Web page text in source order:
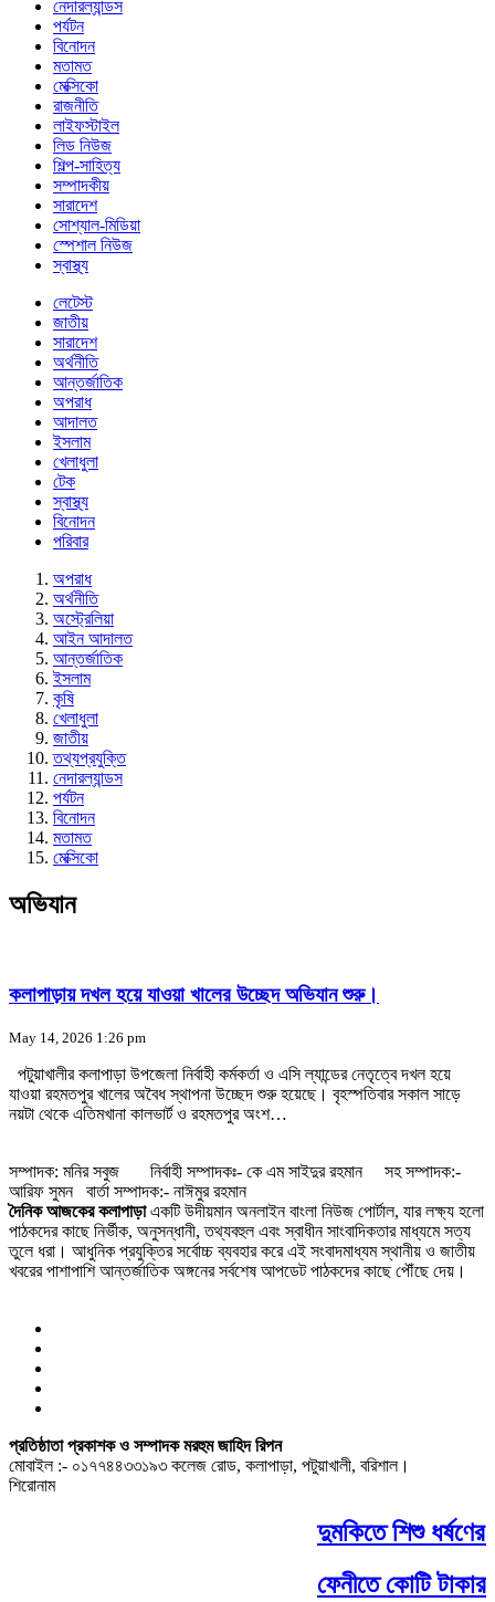
নেদারল্যান্ডস
পর্যটন
বিনোদন
মতামত
মেক্সিকো
রাজনীতি
লাইফস্টাইল
লিড নিউজ
শিল্প-সাহিত্য
সম্পাদকীয়
সারাদেশ
সোশ্যাল-মিডিয়া
স্পেশাল নিউজ
স্বাস্থ্য
লেটেস্ট
জাতীয়
সারাদেশ
অর্থনীতি
আন্তর্জাতিক
অপরাধ
আদালত
ইসলাম
খেলাধুলা
টেক
স্বাস্থ্য
বিনোদন
পরিবার
অপরাধ
অর্থনীতি
অস্ট্রেলিয়া
আইন আদালত
আন্তর্জাতিক
ইসলাম
কৃষি
খেলাধুলা
জাতীয়
তথ্যপ্রযুক্তি
নেদারল্যান্ডস
পর্যটন
বিনোদন
মতামত
মেক্সিকো
অভিযান
কলাপাড়ায় দখল হয়ে যাওয়া খালের উচ্ছেদ অভিযান শুরু।
May 14, 2026 1:26 pm
পটুয়াখালীর কলাপাড়া উপজেলা নির্বাহী কর্মকর্তা ও এসি ল্যান্ডের নেতৃত্বে দখল হয়ে
যাওয়া রহমতপুর খালের অবৈধ স্থাপনা উচ্ছেদ শুরু হয়েছে। বৃহস্পতিবার সকাল সাড়ে
নয়টা থেকে এতিমখানা কালভার্ট ও রহমতপুর অংশ…
সম্পাদক: মনির সবুজ নির্বাহী সম্পাদকঃ- কে এম সাইদুর রহমান সহ সম্পাদক:-
আরিফ সুমন বার্তা সম্পাদক:- নাঈমুর রহমান
দৈনিক আজকের কলাপাড়াএকটি উদীয়মান অনলাইন বাংলা নিউজ পোর্টাল, যার লক্ষ্য হলো
পাঠকদের কাছে নির্ভীক, অনুসন্ধানী, তথ্যবহুল এবং স্বাধীন সাংবাদিকতার মাধ্যমে সত্য
তুলে ধরা। আধুনিক প্রযুক্তির সর্বোচ্চ ব্যবহার করে এই সংবাদমাধ্যম স্থানীয় ও জাতীয়
খবরের পাশাপাশি আন্তর্জাতিক অঙ্গনের সর্বশেষ আপডেট পাঠকদের কাছে পৌঁছে দেয়।
প্রতিষ্ঠাতা প্রকাশক ও সম্পাদক মরহুম জাহিদ রিপন
মোবাইল :- ০১৭৭৪৪৩৩১৯৩ কলেজ রোড, কলাপাড়া, পটুয়াখালী, বরিশাল।
শিরোনাম
দুমকিতে শিশু
ফেনীতে কোটি টাকার